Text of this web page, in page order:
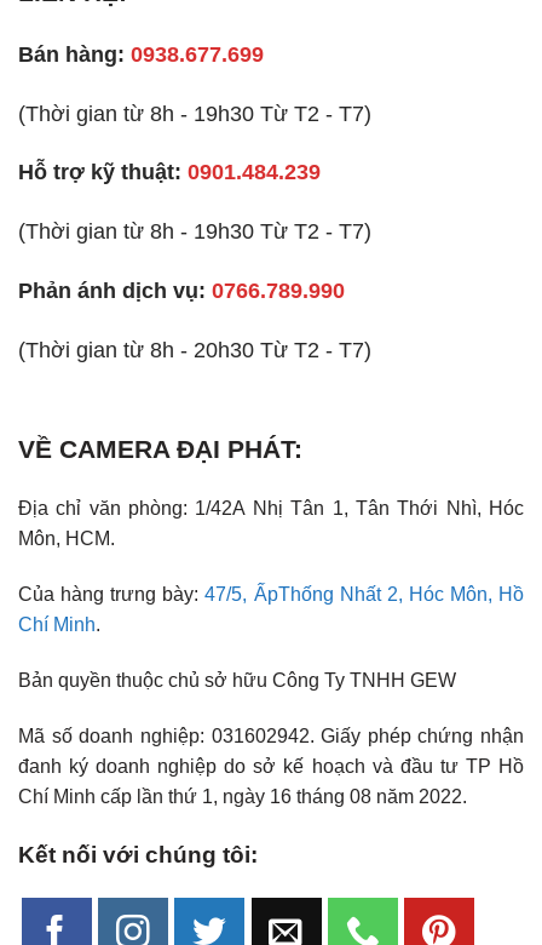
Bán hàng: 0938.677.699
(Thời gian từ 8h - 19h30 Từ T2 - T7)
Hỗ trợ kỹ thuật: 0901.484.239
(Thời gian từ 8h - 19h30 Từ T2 - T7)
Phản ánh dịch vụ: 0766.789.990
(Thời gian từ 8h - 20h30 Từ T2 - T7)
VỀ CAMERA ĐẠI PHÁT:
Địa chỉ văn phòng: 1/42A Nhị Tân 1, Tân Thới Nhì, Hóc
Môn, HCM.
Của hàng trưng bày:47/5, ẤpThống Nhất 2, Hóc Môn, Hồ
Chí Minh.
Bản quyền thuộc chủ sở hữu Công Ty TNHH GEW
Mã số doanh nghiệp: 031602942. Giấy phép chứng nhận
đanh ký doanh nghiệp do sở kế hoạch và đầu tư TP Hồ
Chí Minh cấp lần thứ 1, ngày 16 tháng 08 năm 2022.
Kết nối với chúng tôi: